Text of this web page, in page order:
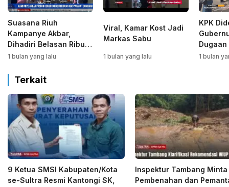
Suasana Riuh
Kampanye Akbar,
Dihadiri Belasan Ribu
Warga Bombana
1 bulan yang lalu
Viral, Kamar Kost Jadi
Markas Sabu
1 bulan yang lalu
KPK
Kabaen
1 bulan
Terkait
9 Ketua SMSI Kabupaten/Kota
se-Sultra Resmi Kantongi SK,
Inspektur Tambang Minta
Pembenahan dan